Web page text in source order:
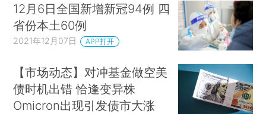
12月6日全国新增新冠94例 四
省份本土60例
2021年12月07日 APP打开
【市场动态】对冲基金做空美
债时机出错 恰逢变异株
Omicron出现引发债市大涨